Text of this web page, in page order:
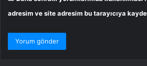
adresim ve site adresim bu tarayıcıya